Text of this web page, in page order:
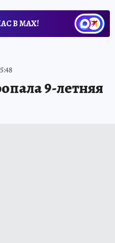
В МАХ!
9-летняя